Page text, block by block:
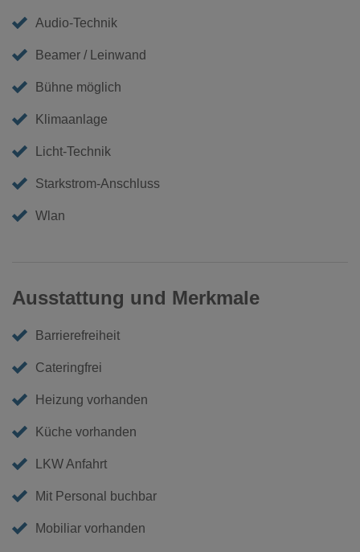
Audio-Technik
Beamer / Leinwand
Bühne möglich
Klimaanlage
Licht-Technik
Starkstrom-Anschluss
Wlan
Ausstattung und Merkmale
Barrierefreiheit
Cateringfrei
Heizung vorhanden
Küche vorhanden
LKW Anfahrt
Mit Personal buchbar
Mobiliar vorhanden